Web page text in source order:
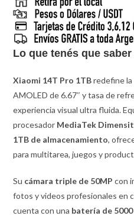
Lo que tenés que
Xiaomi 14T Pro 1TBredefine la
AMOLED de 6.67″ y tasa de
experiencia visual ultra fluida.
procesador MediaTek
1TB de almacenamiento,
para multitarea, juegos y
Su cámara triple de 50MP con
fotos y videos profesionales en
cuenta con una batería de 5000